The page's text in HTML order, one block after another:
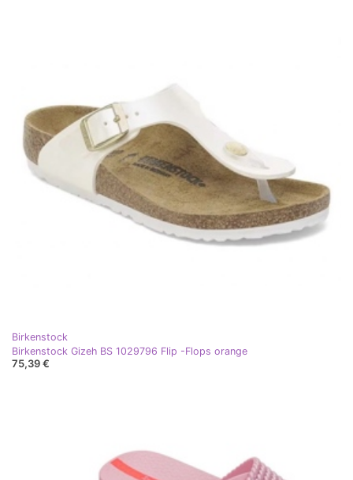
Birkenstock
Birkenstock Gizeh BS 1029796 Flip -Flops orange
75,39 €